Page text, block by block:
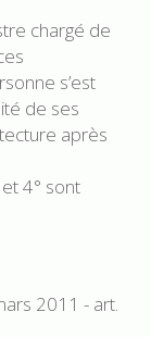
chargé de
s’est
de ses
après
4° sont
2011 - art.